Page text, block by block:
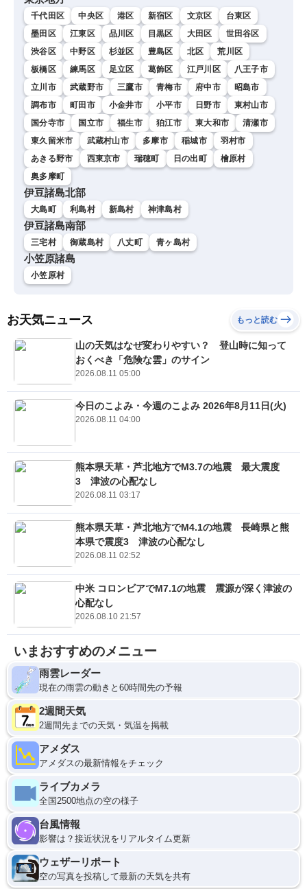
千代田区 中央区 港区 新宿区 文京区
台東区
墨田区
江東区 品川区 目黒区 大田区
世田谷区
渋谷区
中野区 杉並区 豊島区 北区
荒川区
板橋区
練馬区 足立区 葛飾区 江戸川区
八王子市
立川市
武蔵野市 三鷹市 青梅市 府中市
昭島市
調布市
町田市 小金井市 小平市 日野市
東村山市
国分寺市
国立市 福生市 狛江市 東大和市
清瀬市
東久留米市
武蔵村山市 多摩市 稲城市
羽村市
あきる野市
西東京市 瑞穂町 日の出町
檜原村
奥多摩町
伊豆諸島北部
大島町 利島村 新島村 神津島村
伊豆諸島南部
三宅村 御蔵島村 八丈町 青ヶ島村
小笠原諸島
小笠原村
お天気ニュース もっと読む
山の天気はなぜ変わりやすい？ 登山時に知って
おくべき「危険な雲」のサイン
2026.08.11 05:00
今日のこよみ・今週のこよみ 2026年8月11日(火)
2026.08.11 04:00
熊本県天草・芦北地方でM3.7の地震 最大震度
3 津波の心配なし
2026.08.11 03:17
熊本県天草・芦北地方でM4.1の地震 長崎県と熊
本県で震度3 津波の心配なし
2026.08.11 02:52
中米 コロンビアでM7.1の地震 震源が深く津波の
心配なし
2026.08.10 21:57
いまおすすめのメニュー
雨雲レーダー
現在の雨雲の動きと60時間先の予報
2週間天気
2週間先までの天気・気温を掲載
アメダス
アメダスの最新情報をチェック
ライブカメラ
全国2500地点の空の様子
台風情報
影響は？接近状況をリアルタイム更新
ウェザーリポート
空の写真を投稿して最新の天気を共有